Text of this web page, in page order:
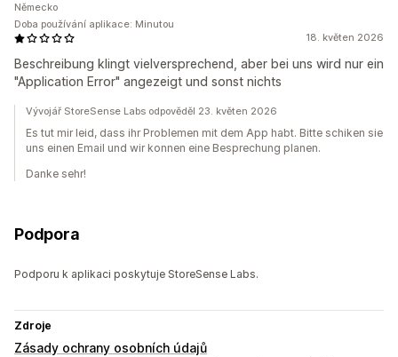
18. květen 2026
Beschreibung klingt vielversprechend, aber bei uns wird nur ein
"Application Error" angezeigt und sonst nichts
Německo
Doba používání aplikace: Minutou
Vývojář StoreSense Labs odpověděl 23. květen 2026
Es tut mir leid, dass ihr Problemen mit dem App habt. Bitte schiken sie
uns einen Email und wir konnen eine Besprechung planen.
Danke sehr!
Podpora
Podporu k aplikaci poskytuje StoreSense Labs.
Zdroje
Zásady ochrany osobních údajů